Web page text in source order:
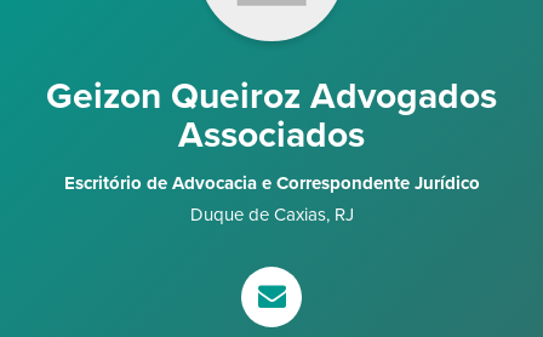
Geizon Queiroz Advogados
Associados
Escritório de Advocacia e Correspondente Jurídico
Duque de Caxias, RJ